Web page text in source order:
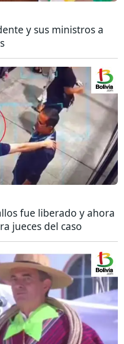
y sus ministros a
fue liberado y ahora
jueces del caso